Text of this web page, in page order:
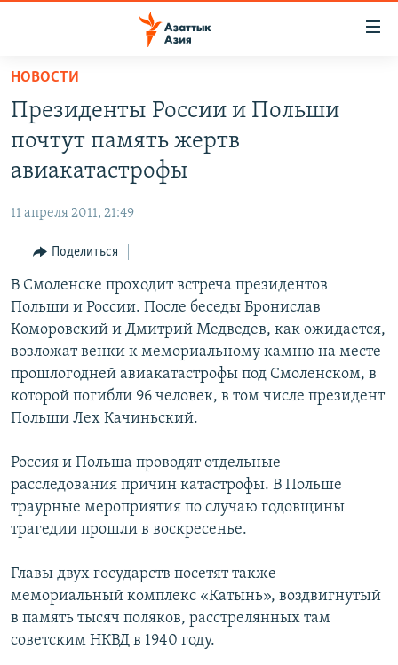
Вернуться
основному
содержанию
Вернутся
главной
навигации
Вернутся
поиску
КАЗАХСТАН
ТАДЖИКИСТАН
НОВОСТИ
ВОЙНА В УКРАИНЕ
ҚАЗАҚША
КЫРГЫЗЧА
ЎЗБЕКЧА
TÜRKMENÇE
Все сайты РСЕ/РС
НОВОСТИ
Президенты России и Польши
почтут память жертв
авиакатастрофы
11 апреля 2011, 21:49
Поделиться
В Смоленске проходит встреча президентов
Польши и России. После беседы Бронислав
Коморовский и Дмитрий Медведев, как ожидается,
возложат венки к мемориальному камню на месте
прошлогодней авиакатастрофы под Смоленском, в
которой погибли 96 человек, в том числе президент
Польши Лех Качиньский.
Россия и Польша проводят отдельные
расследования причин катастрофы. В Польше
траурные мероприятия по случаю годовщины
трагедии прошли в воскресенье.
Главы двух государств посетят также
мемориальный комплекс «Катынь», воздвигнутый
в память тысяч поляков, расстрелянных там
советским НКВД в 1940 году.